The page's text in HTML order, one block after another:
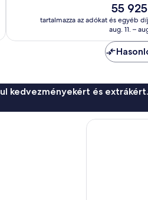
értékelés
Az
ár
55 925 Ft
55
tartalmazza az adókat és egyéb
aug. 11. –
kedvezményekért és